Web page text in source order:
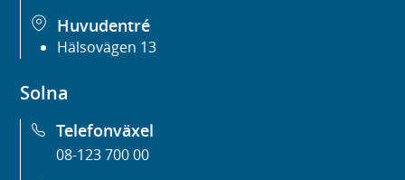
Huvudentré
Hälsovägen 13
Solna
Telefonväxel
08-123 700 00